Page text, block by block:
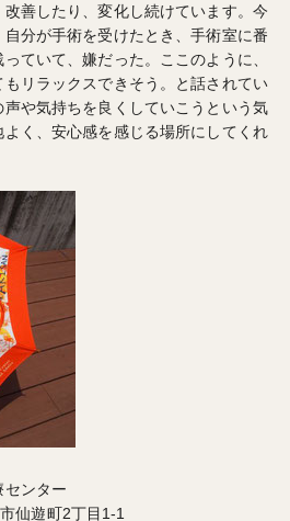
善したり、変化し続けています。今
分が手術を受けたとき、手術室に番
ていて、嫌だった。ここのように、
リラックスできそう。と話されてい
や気持ちを良くしていこうという気
く、安心感を感じる場所にしてくれ
センター
仙遊町2丁目1-1